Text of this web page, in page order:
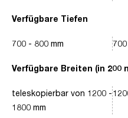
Verfügbare Tiefen
Verfügbare Breiten (in 200
700 - 800 mm
teleskopierbar von 1200 -
1800 mm